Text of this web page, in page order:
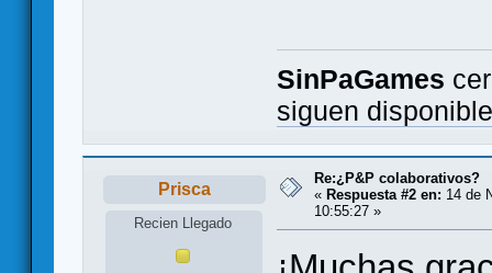
SinPaGames
siguen
Prisca
Recien Llegado
Re:¿P&P colaborativos?
« Respuesta #2 en: 14 de
10:55:27 »